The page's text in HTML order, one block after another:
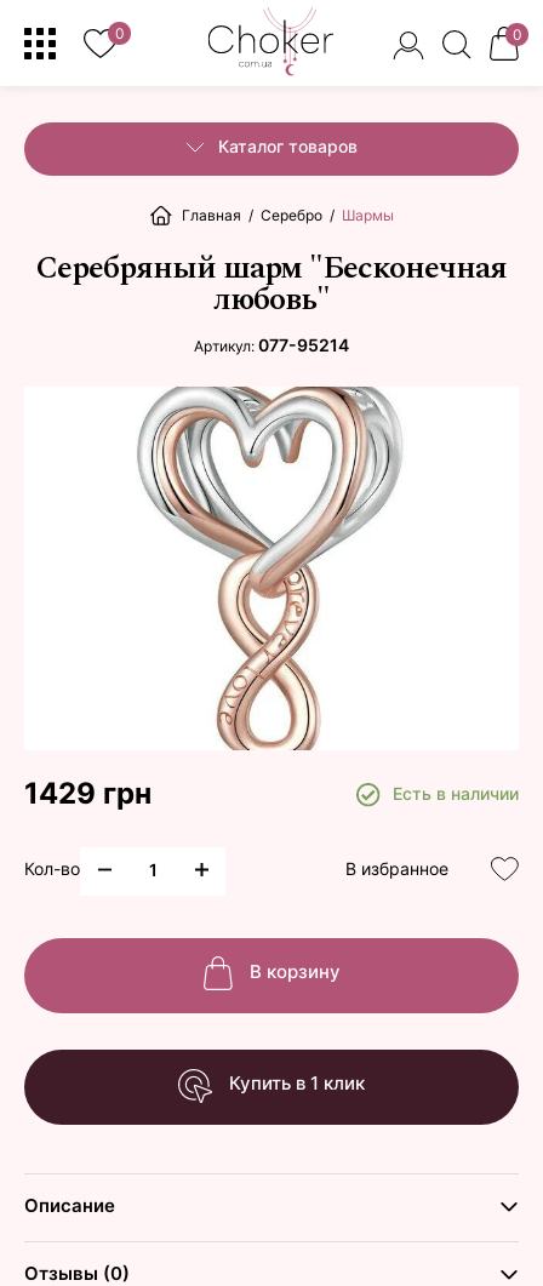
0 0
Каталог товаров
Главная / Серебро / Шармы
Серебряный шарм "Бесконечная
любовь"
Артикул: 077-95214
1429 грн Есть в наличии
Кол-во В избранное
В корзину
Купить в 1 клик
Описание
Отзывы (0)